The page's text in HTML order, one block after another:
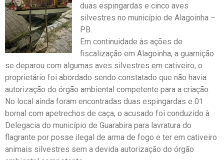
duas espingardas e cinco aves
silvestres no município de Alagoinha –
PB.
Em continuidade às ações de
fiscalização em Alagoinha, a guarnição
se deparou com algumas aves silvestres em cativeiro, o
proprietário foi abordado sendo constatado que não havia
autorização do órgão ambiental competente para a criação.
No local ainda foram encontradas duas espingardas e 01
bornal com apetrechos de caça, o acusado foi conduzido à
Delegacia do município de Guarabira para lavratura do
flagrante por posse ilegal de arma de fogo e ter em cativeiro
animais silvestres sem a devida autorização do órgão